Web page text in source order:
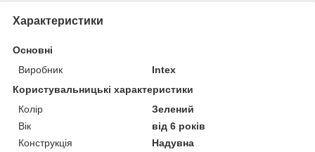
Характеристики
Основні
Виробник
Intex
Користувальницькі характеристики
Колір
Зелений
Вік
від 6 років
Конструкція
Надувна